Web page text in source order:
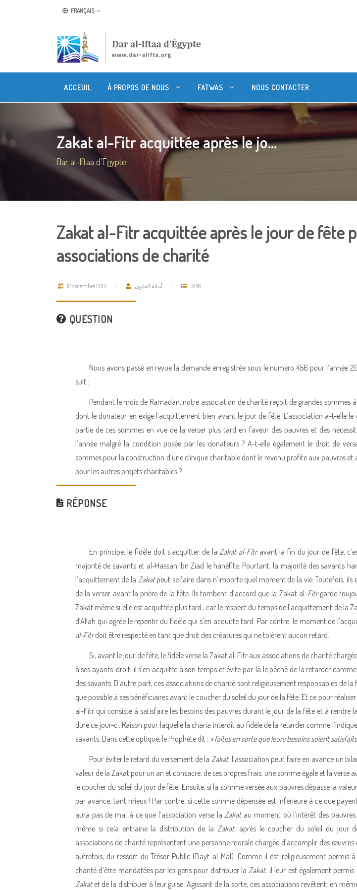
FRANÇAIS
ACCEUIL À PROPOS DE NOUS FATWAS NOUS CONTACTER
Zakat al-Fitr acquittée après le jo...
Dar al-Iftaa d'Égypte
Zakat al-Fitr acquittée après le jour de fête
associations de charité
12 décembre 2010 أمانة الفتوى 3458
QUESTION
Nous avons passé en revue la demande enregistrée sous le numéro 456 pour l’année
suit :
Pendant le mois de Ramadan, notre association de charité reçoit de grandes sommes
dont le donateur en exige l’acquittement bien avant le jour de fête. L’association a-t-elle le
partie de ces sommes en vue de la verser plus tard en faveur des pauvres et des
l’année malgré la condition posée par les donateurs ? A-t-elle également le droit de
sommes pour la construction d’une clinique charitable dont le revenu profite aux pauvres et
pour les autres projets charitables ?
RÉPONSE
En principe, le fidèle doit s’acquitter de la Zakat al-Fitravant la fin du jour de fête,
majorité de savants et al-Hassan Ibn Ziad le hanéfite. Pourtant, la majorité des savants
l’acquittement de la Zakatpeut se faire dans n’importe quel moment de la vie. Toutefois, ils
de la verser avant la prière de la fête. Ils tombent d’accord que la Zakat al-Fitrgarde
Zakat même si elle est acquittée plus tard ; car le respect du temps de l’acquittement de la
d’Allah qui agrée le repentir du fidèle qui s’en acquitte tard. Par contre, le moment de
al-Fitrdoit être respecté en tant que droit des créatures qui ne tolèrent aucun retard.
Si, avant le jour de fête, le fidèle verse la Zakat al-Fitr aux associations de charité
à ses ayants-droit, il s’en acquitte à son temps et évite par-là le péché de la retarder
des savants. D’autre part, ces associations de charité sont religieusement responsables de
que possible à ses bénéficiaires avant le coucher du soleil du jour de la fête. Et ce pour
al-Fitr qui consiste à satisfaire les besoins des pauvres durant le jour de la fête et à rendre
dure ce jour-ci. Raison pour laquelle la charia interdit au fidèle de la retarder comme
savants. Dans cette optique, le Prophète dit : « Faites en sorte que leurs besoins soient
Pour éviter le retard du versement de laZakat, l’association peut faire en avance un
valeur de la Zakat pour un an et consacre, de ses propres frais, une somme égale et la verse
le coucher du soleil du jour de fête. Ensuite, si la somme versée aux pauvres dépasse la
par avance, tant mieux ! Par contre, si cette somme dépensée est inférieure à ce que
aura pas de mal à ce que l’association verse laZakatau moment où l’intérêt des
même si cela entraine la distribution de laZakat, après le coucher du soleil du jour
associations de charité représentent une personne morale chargée d’accomplir des
autrefois, du ressort du Trésor Public (Bayt al-Mal). Comme il est religieusement permis
charité d’être mandatées par les gens pour distribuer laZakat, il leur est également
Zakatet de la distribuer à leur guise. Agissant de la sorte, ces associations revêtent, en